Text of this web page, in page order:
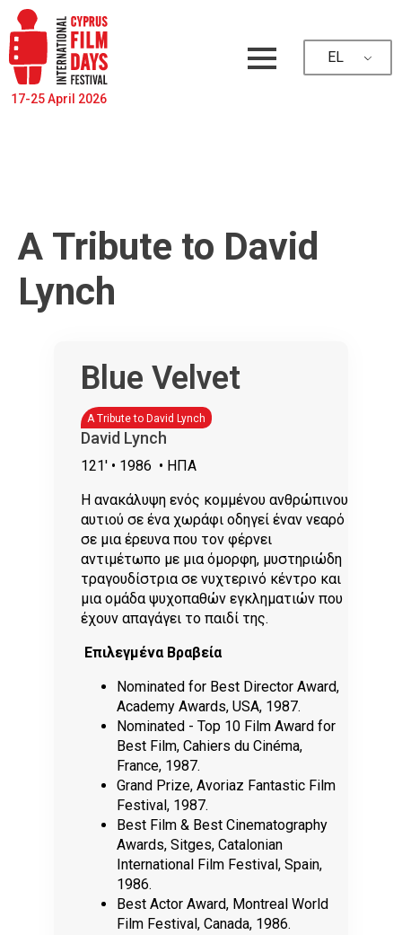
17-25 April 2026
EL
Α Tribute to David
Lynch
Blue Velvet
A Tribute to David Lynch
David Lynch
121' • 1986 • ΗΠΑ
Η ανακάλυψη ενός κομμένου ανθρώπινου
αυτιού σε ένα χωράφι οδηγεί έναν νεαρό
σε μια έρευνα που τον φέρνει
αντιμέτωπο με μια όμορφη, μυστηριώδη
τραγουδίστρια σε νυχτερινό κέντρο και
μια ομάδα ψυχοπαθών εγκληματιών που
έχουν απαγάγει το παιδί της.
Επιλεγμένα Βραβεία
Nominated for Best Director Award,
Academy Awards, USA, 1987.
Nominated - Top 10 Film Award for
Best Film, Cahiers du Cinéma,
France, 1987.
Grand Prize, Avoriaz Fantastic Film
Festival, 1987.
Best Film & Best Cinematography
Awards, Sitges, Catalonian
International Film Festival, Spain,
1986.
Best Actor Award, Montreal World
Film Festival, Canada, 1986.